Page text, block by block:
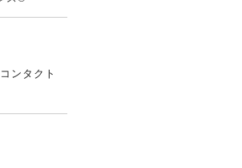
ンタクト